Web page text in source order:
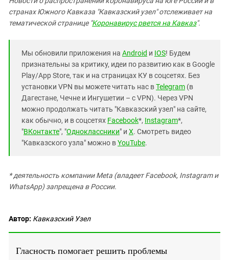
странах Южного Кавказа "Кавказский узел" отслеживает на
тематической странице "Коронавирус рвется на Кавказ".
Мы обновили приложения на Android и IOS! Будем
признательны за критику, идеи по развитию как в Google
Play/App Store, так и на страницах КУ в соцсетях. Без
установки VPN вы можете читать нас вTelegram (в
Дагестане, Чечне и Ингушетии – с VPN). Через VPN
можно продолжать читать "Кавказский узел" на сайте,
как обычно, и в соцсетях Facebook*, Instagram*,
"ВКонтакте", "Одноклассники" и X. Смотреть видео
"Кавказского узла" можно вYouTube.
* деятельность компании Meta (владеет Facebook, Instagram и
WhatsApp) запрещена в России.
Автор: Кавказский Узел
Гласность помогает решить проблемы